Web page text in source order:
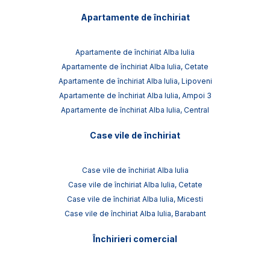
Apartamente de închiriat
Apartamente de închiriat Alba Iulia
Apartamente de închiriat Alba Iulia, Cetate
Apartamente de închiriat Alba Iulia, Lipoveni
Apartamente de închiriat Alba Iulia, Ampoi 3
Apartamente de închiriat Alba Iulia, Central
Case vile de închiriat
Case vile de închiriat Alba Iulia
Case vile de închiriat Alba Iulia, Cetate
Case vile de închiriat Alba Iulia, Micesti
Case vile de închiriat Alba Iulia, Barabant
Închirieri comercial